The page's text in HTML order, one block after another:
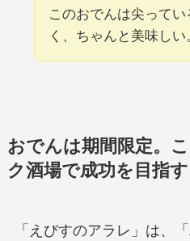
このおでんは尖ってい
く、ちゃんと美味しい
おでんは期間限定。
ク酒場で成功を目指す
「えびすのアラレ」は、